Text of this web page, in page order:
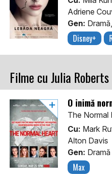
Adriene
Gen:
Disney+
Filme cu Julia Roberts
O inimă
The Normal
Cu: Mark
Alton Davis
Gen: Dramă
Max